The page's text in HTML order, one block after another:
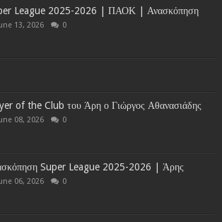
League 2025-2026 | ΠΑΟΚ | Ανασκόπηση
13, 2026 0
of the Club του Άρη ο Γιώργος Αθανασιάδης
08, 2026 0
Super League 2025-2026 | Άρης
06, 2026 0